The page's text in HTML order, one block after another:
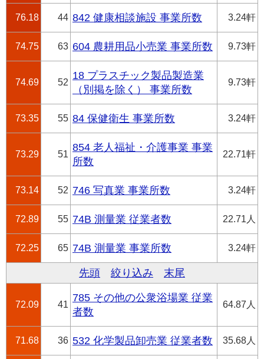
76.18 44 842 健康相談施設 事業所数 3.24軒
74.75 63 604 農耕用品小売業 事業所数 9.73軒
74.69 52
18 プラスチック製品製造業
（別掲を除く） 事業所数
9.73軒
73.35 55 84 保健衛生 事業所数 3.24軒
73.29 51
854 老人福祉・介護事業 事業
所数
22.71軒
73.14 52 746 写真業 事業所数 3.24軒
72.89 55 74B 測量業 従業者数 22.71人
72.25 65 74B 測量業 事業所数 3.24軒
先頭 絞り込み 末尾
72.09 41
785 その他の公衆浴場業 従業
者数
64.87人
71.68 36 532 化学製品卸売業 従業者数 35.68人